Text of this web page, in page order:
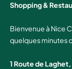
Shopping &
Bienvenue à Nice
quelques minutes
1 Route de Laghet,